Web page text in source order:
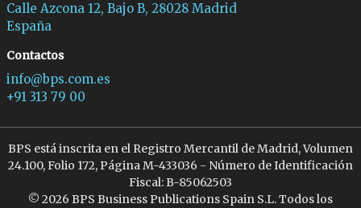
Calle Azcona 12, Bajo B, 28028 Madrid
España
Contactos
info@bps.com.es
+91 313 79 00
BPS está inscrita en el Registro Mercantil de Madrid, Volumen
24.100, Folio 172, Página M-433036 - Número de Identificación
Fiscal: B-85062503
© 2026 BPS Business Publications Spain S.L. Todos los